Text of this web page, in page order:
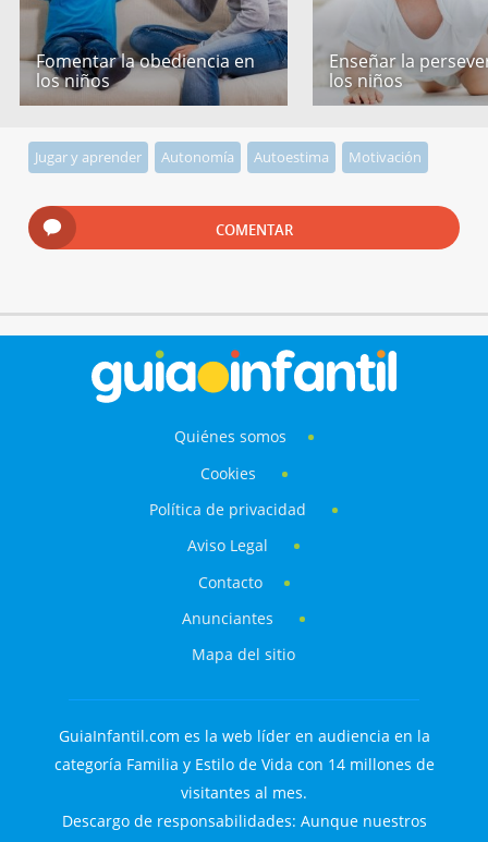
Fomentar la obediencia en
los niños
Enseñar la
los niños
Jugar y aprender Autonomía Autoestima Motivación
COMENTAR
Quiénes somos
Cookies
Política de privacidad
Aviso Legal
Contacto
Anunciantes
Mapa del sitio
GuiaInfantil.com es la web líder en audiencia en la
categoría Familia y Estilo de Vida con 14 millones de
visitantes al mes.
Descargo de responsabilidades: Aunque nuestros